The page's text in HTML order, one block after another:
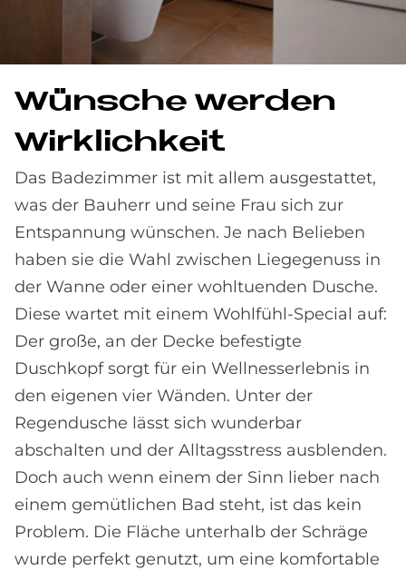
Wün­sche wer­den
Wirk­lich­keit
Das Badezimmer ist mit allem ausgestattet,
was der Bauherr und seine Frau sich zur
Entspannung wünschen. Je nach Belieben
haben sie die Wahl zwischen Liegegenuss in
der Wanne oder einer wohltuenden Dusche.
Diese wartet mit einem Wohlfühl-Special auf:
Der große, an der Decke befestigte
Duschkopf sorgt für ein Wellnesserlebnis in
den eigenen vier Wänden. Unter der
Regendusche lässt sich wunderbar
abschalten und der Alltagsstress ausblenden.
Doch auch wenn einem der Sinn lieber nach
einem gemütlichen Bad steht, ist das kein
Problem. Die Fläche unterhalb der Schräge
wurde perfekt genutzt, um eine komfortable